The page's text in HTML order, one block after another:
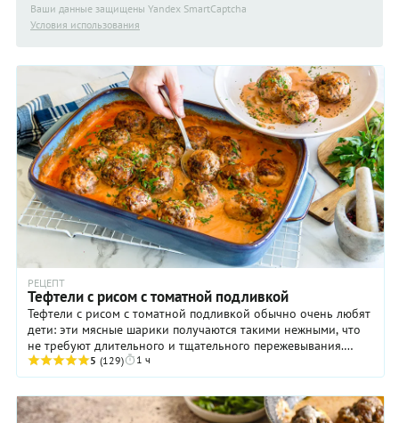
Ваши данные защищены Yandex SmartCaptcha
Условия использования
РЕЦЕПТ
Тефтели с рисом с томатной подливкой
Тефтели с рисом с томатной подливкой обычно очень любят
дети: эти мясные шарики получаются такими нежными, что
не требуют длительного и тщательного пережевывания.
Взрослые тоже не против такого блюда, ...
5 (129) 1 ч